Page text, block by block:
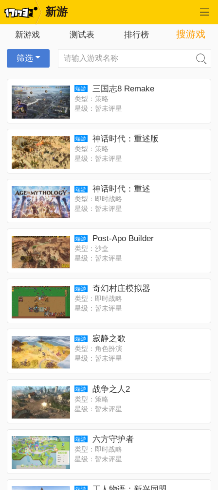
新游
新游戏 测试表 排行榜 搜游戏
筛选
端游 三国志8 Remake
类型：策略
星级：暂未评星
端游 神话时代：重述版
类型：策略
星级：暂未评星
端游 神话时代：重述
类型：即时战略
星级：暂未评星
端游 Post-Apo Builder
类型：沙盒
星级：暂未评星
端游 奇幻村庄模拟器
类型：即时战略
星级：暂未评星
端游 寂静之歌
类型：角色扮演
星级：暂未评星
端游 战争之人2
类型：策略
星级：暂未评星
端游 六方守护者
类型：即时战略
星级：暂未评星